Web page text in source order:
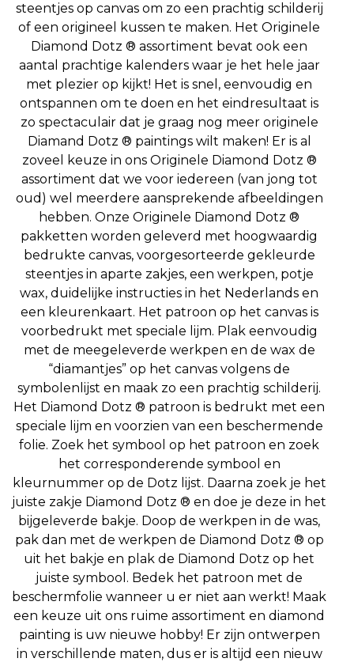
steentjes op canvas om zo een prachtig schilderij
of een origineel kussen te maken. Het Originele
Diamond Dotz ® assortiment bevat ook een
aantal prachtige kalenders waar je het hele jaar
met plezier op kijkt! Het is snel, eenvoudig en
ontspannen om te doen en het eindresultaat is
zo spectaculair dat je graag nog meer originele
Diamand Dotz ® paintings wilt maken! Er is al
zoveel keuze in ons Originele Diamond Dotz ®
assortiment dat we voor iedereen (van jong tot
oud) wel meerdere aansprekende afbeeldingen
hebben. Onze Originele Diamond Dotz ®
pakketten worden geleverd met hoogwaardig
bedrukte canvas, voorgesorteerde gekleurde
steentjes in aparte zakjes, een werkpen, potje
wax, duidelijke instructies in het Nederlands en
een kleurenkaart. Het patroon op het canvas is
voorbedrukt met speciale lijm. Plak eenvoudig
met de meegeleverde werkpen en de wax de
“diamantjes” op het canvas volgens de
symbolenlijst en maak zo een prachtig schilderij.
Het Diamond Dotz ® patroon is bedrukt met een
speciale lijm en voorzien van een beschermende
folie. Zoek het symbool op het patroon en zoek
het corresponderende symbool en
kleurnummer op de Dotz lijst. Daarna zoek je het
juiste zakje Diamond Dotz ® en doe je deze in het
bijgeleverde bakje. Doop de werkpen in de was,
pak dan met de werkpen de Diamond Dotz ® op
uit het bakje en plak de Diamond Dotz op het
juiste symbool. Bedek het patroon met de
beschermfolie wanneer u er niet aan werkt! Maak
een keuze uit ons ruime assortiment en diamond
painting is uw nieuwe hobby! Er zijn ontwerpen
in verschillende maten, dus er is altijd een nieuw